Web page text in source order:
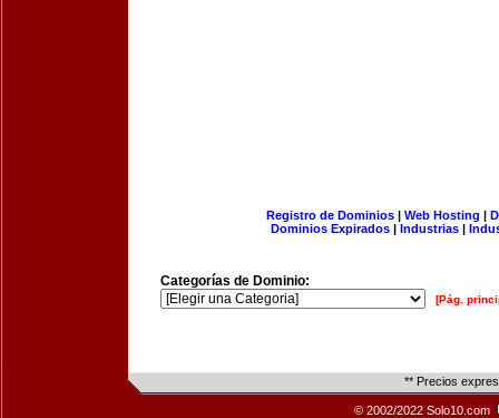
Registro de Dominios| Web Hosting |
Dominios Expirados | Industrias |
Categorías de Dominio:
[Pág.
** Precios
© 2002/2022 Solo10.com